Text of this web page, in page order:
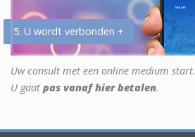
5. U wordt verbonden +
Uw consult met een online medium start.
U gaat pas vanaf hier betalen.